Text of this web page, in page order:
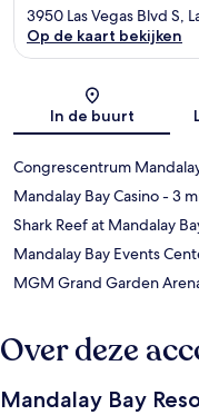
3950 Las Vegas Blvd S,
Op de kaart bekijken
In de buurt
Congrescentrum
Mandalay Bay Casino- 3
Shark Reef at Mandalay
Mandalay Bay Events
MGM Grand Garden
Over deze
Mandalay Bay